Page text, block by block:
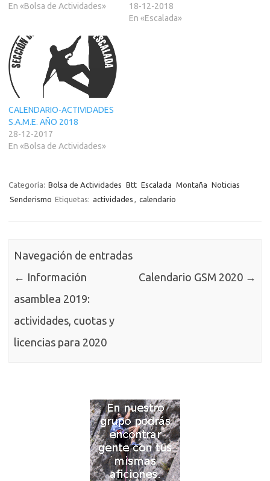
En «Bolsa de Actividades»
18-12-2018
En «Escalada»
CALENDARIO-ACTIVIDADES
S.A.M.E. AÑO 2018
28-12-2017
En «Bolsa de Actividades»
Categoría: Bolsa de Actividades Btt Escalada Montaña Noticias
Senderismo Etiquetas: actividades calendario
Navegación de entradas
← Información
asamblea 2019:
actividades, cuotas y
licencias para 2020
Calendario GSM 2020 →